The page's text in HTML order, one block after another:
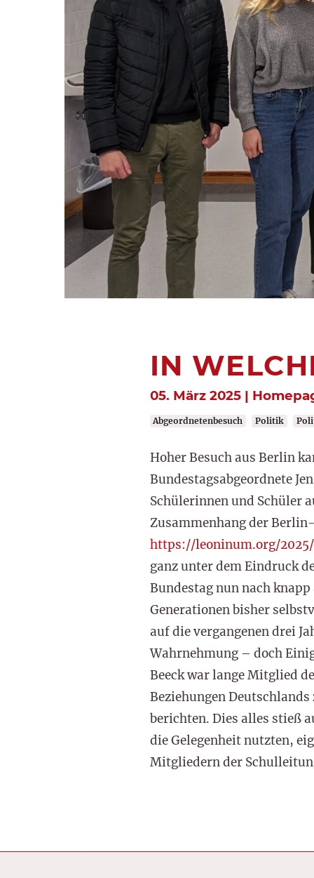
IN
05. März 2025 |
Abgeordnetenbesuch Politik
Hoher Besuch aus Berlin
Bundestagsabgeordnete
Schülerinnen und Schüler
Zusammenhang der
https://leoninum.org/
ganz unter dem Eindruck
Bundestag nun nach
Generationen bisher
auf die vergangenen drei
Wahrnehmung – doch
Beeck war lange Mitglied
Beziehungen
berichten. Dies alles stieß
die Gelegenheit nutzten,
Mitgliedern der